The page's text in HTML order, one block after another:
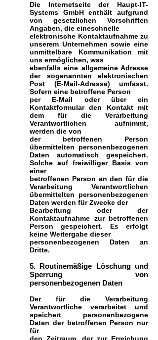
Die Internetseite der Haupt-IT-
Systems GmbH enthält aufgrund
von gesetzlichen Vorschriften
Angaben, die eineschnelle
elektronische Kontaktaufnahme zu
unserem Unternehmen sowie eine
unmittelbare Kommunikation mit
uns ermöglichen, was
ebenfalls eine allgemeine Adresse
der sogenannten elektronischen
Post (E-Mail-Adresse) umfasst.
Sofern eine betroffene Person
per E-Mail oder über ein
Kontaktformular den Kontakt mit
dem für die Verarbeitung
Verantwortlichen aufnimmt,
werden die von
der betroffenen Person
übermittelten personenbezogenen
Daten automatisch gespeichert.
Solche auf freiwilliger Basis von
einer
betroffenen Person an den für die
Verarbeitung Verantwortlichen
übermittelten personenbezogenen
Daten werden für Zwecke der
Bearbeitung oder der
Kontaktaufnahme zur betroffenen
Person gespeichert. Es erfolgt
keine Weitergabe dieser
personenbezogenen Daten an
Dritte.
5. Routinemäßige Löschung und
Sperrung von
personenbezogenen Daten
Der für die Verarbeitung
Verantwortliche verarbeitet und
speichert personenbezogene
Daten der betroffenen Person nur
für